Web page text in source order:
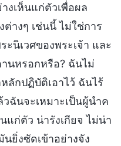
งเห็นแก่ตัวเพื่อผล
ต่างๆ เช่นนี้ ไม่ใช่การ
นิเวศของพระเจ้า และ
นหรอกหรือ? ฉันไม่
ลักปฏิบัติเอาไว้ ฉันไร้
ฉันจะเหมาะเป็นผู้นำค
แก่ตัว น่ารังเกียจ ไม่น่า
ยิ่งซัดเข้าอย่างจัง